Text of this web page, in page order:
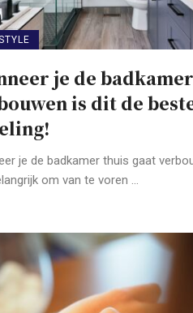
je de
is dit de
je de badkamer thuis gaat
om van te voren ...